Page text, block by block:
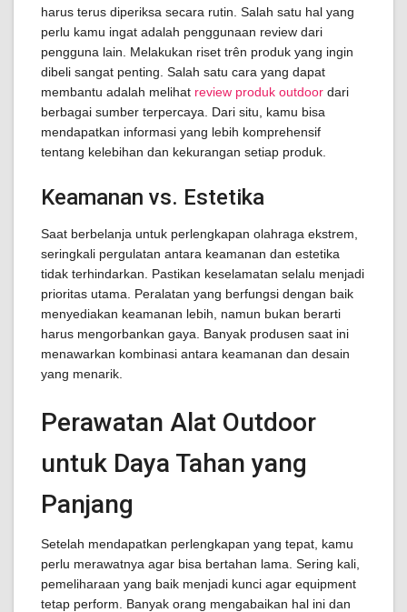
harus terus diperiksa secara rutin. Salah satu hal yang
perlu kamu ingat adalah penggunaan review dari
pengguna lain. Melakukan riset trên produk yang ingin
dibeli sangat penting. Salah satu cara yang dapat
membantu adalah melihat review produk outdoor dari
berbagai sumber terpercaya. Dari situ, kamu bisa
mendapatkan informasi yang lebih komprehensif
tentang kelebihan dan kekurangan setiap produk.
Keamanan vs. Estetika
Saat berbelanja untuk perlengkapan olahraga ekstrem,
seringkali pergulatan antara keamanan dan estetika
tidak terhindarkan. Pastikan keselamatan selalu menjadi
prioritas utama. Peralatan yang berfungsi dengan baik
menyediakan keamanan lebih, namun bukan berarti
harus mengorbankan gaya. Banyak produsen saat ini
menawarkan kombinasi antara keamanan dan desain
yang menarik.
Perawatan Alat Outdoor
untuk Daya Tahan yang
Panjang
Setelah mendapatkan perlengkapan yang tepat, kamu
perlu merawatnya agar bisa bertahan lama. Sering kali,
pemeliharaan yang baik menjadi kunci agar equipment
tetap perform. Banyak orang mengabaikan hal ini dan